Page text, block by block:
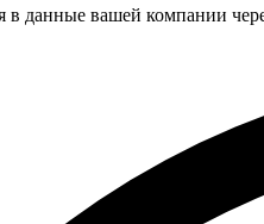
в данные вашей компании